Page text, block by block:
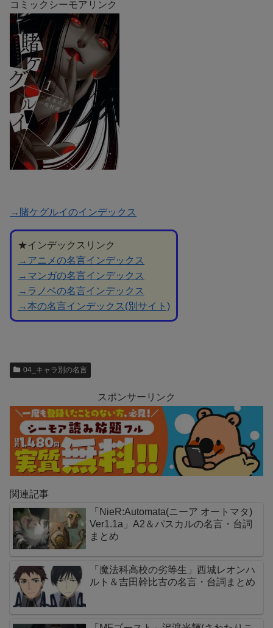
コミックシーモアリンク
→賭ケグルイのインデックス
★インデックスリンク
→アニメの名言インデックス
→マンガの名言インデックス
→ラノベの名言インデックス
→本の名言インデックス(別サイト)
04_キャラ別の名言
スポンサーリンク
関連記事
「NieR:Automata(ニーア オートマタ)
Ver1.1a」A2＆パスカルの名言・台詞
まとめ
「魔法科高校の劣等生」西城レオンハ
ルト＆吉田幹比古の名言・台詞まとめ